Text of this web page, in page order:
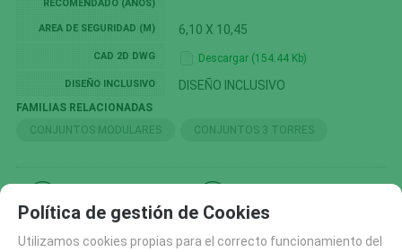
RECOMENDADO (AÑOS)
AREA DE SEGURIDAD (M) 6,10 X 10,45
CAD 2D DWG Descargar (154.44 Kb)
DISEÑO INCLUSIVO DISEÑO INCLUSIVO
FAMILIAS RELACIONADAS
CONJUNTOS MODULARES
CONJUNTOS 3 TORRES
CATÁLOGO
Política de gestión de Cookies
Utilizamos cookies propias para el correcto funcionamiento del